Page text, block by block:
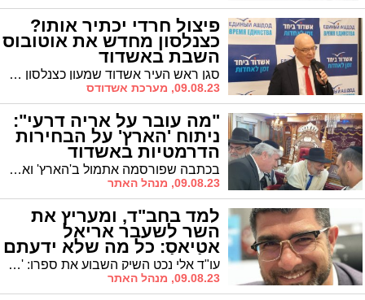
פיצול חרדי יכתיר אותו?
כצנלסון מחדש את אוטובוס
השבת באשדוד
סגן ראש העיר אשדוד שמעון כצנלסון פעל לחידוש 'אוטובוס השבת' ברחבי העיר * כצנלסון: "העשייה שלי היא למען הציבור בעיר" * גורמים חרדיים חזרו והדגישו את ההרס הגלום בפיצול הקול החרדי בבחירות לראשות העיר: "אם חיפשנו דוגמאות - הנה הקדימון"
09.08.23, מערכת אשדודס
"מה עובר על אריה דרעי":
ניתוח 'הארץ' על הבחירות
הדרמטיות באשדוד
בכתבה שפורסמה אתמול ב'הארץ' ואשר מנתחת את המתרחש בערים החרדיות, ניתנת הצצה למתרחש באשדוד ונכתב כי למה שקורה בעיר יהיו השלכות על ערים אחרות, בעיקר בני ברק * דברים מפי כתבם
09.08.23, מנהל האתר
למד בחב"ד, ומעריץ את
השר לשעבר אריאל
אטיאס: כל מה שלא ידעתם
על אלי נכט עו"ד אלי נכט השיק השבוע את ספרו: 'חזונכט'. בפרק הראשון הוא מגולל את הסיבות שהניעו אותו להיכנס לפוליטיקה, אך בה בעת מטיח רפש בכצנלסון, ועל הדרך מספר כי למד בחב"ד והיה עוזרו של שר התקשורת בעבר אריאל אטיאס ש"היה שר התקשורת המוצלח ביותר בלי טלוויזיה בבית". הנה הפרק הראשון
09.08.23, מנהל האתר